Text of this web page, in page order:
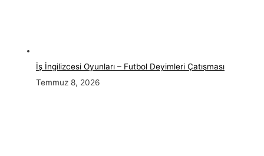
İş İngilizcesi Oyunları – Futbol Deyimleri Çatışması
Temmuz 8, 2026